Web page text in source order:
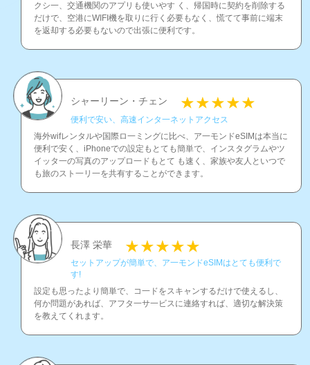
クシ一、交通機関のアプリも使いやす く、帰国時に契約を削除する
だけで、空港にWIFI機を取りに行く必要もなく、慌てて事前に端末
を返却する必要もないので出張に便利です。
シャーリーン・チェン
便利で安い、高速インタ一ネットアクセス
海外wifレンタルや国際ロ一ミングに比べ、ア一モンドeSIMは本当に
便利で安く、iPhoneでの設定もとても簡単で、インスタグラムやツ
イッタ一の写真のアップロ一ドもとて も速く、家族や友人といつで
も旅のスト一リ一を共有することができます。
長澤 栄華
セットアップが簡単で、ア一モンドeSIMはとても便利で
す!
設定も思ったより簡単で、コ一ドをスキャンするだけで使えるし、
何か問題があれば、アフタ一サ一ビスに連絡すれば、適切な解決策
を教えてくれます。